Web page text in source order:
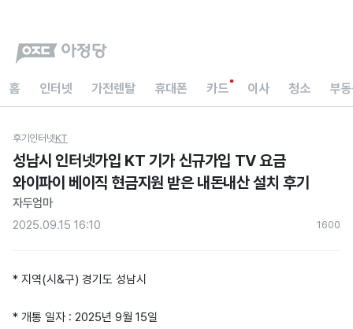
홈 인터넷 가전렌탈 휴대폰 카드 이사 청소 부
후기 인터넷KT
성남시 인터넷가입 KT 기가 신규가입 TV 요금
와이파이 베이직 현금지원 받은 내돈내산 설치 후기
자두엄마
2025.09.15 16:10
1600
* 지역(시&구) 경기도 성남시
* 개통 일자 : 2025년 9월 15일